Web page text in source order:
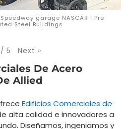
garage NASCAR | Pre
Steel Buildings
/ 5 Next »
De Acero
Allied
Edificios Comerciales de
alta calidad e innovadores a
Diseñamos, ingeniamos y